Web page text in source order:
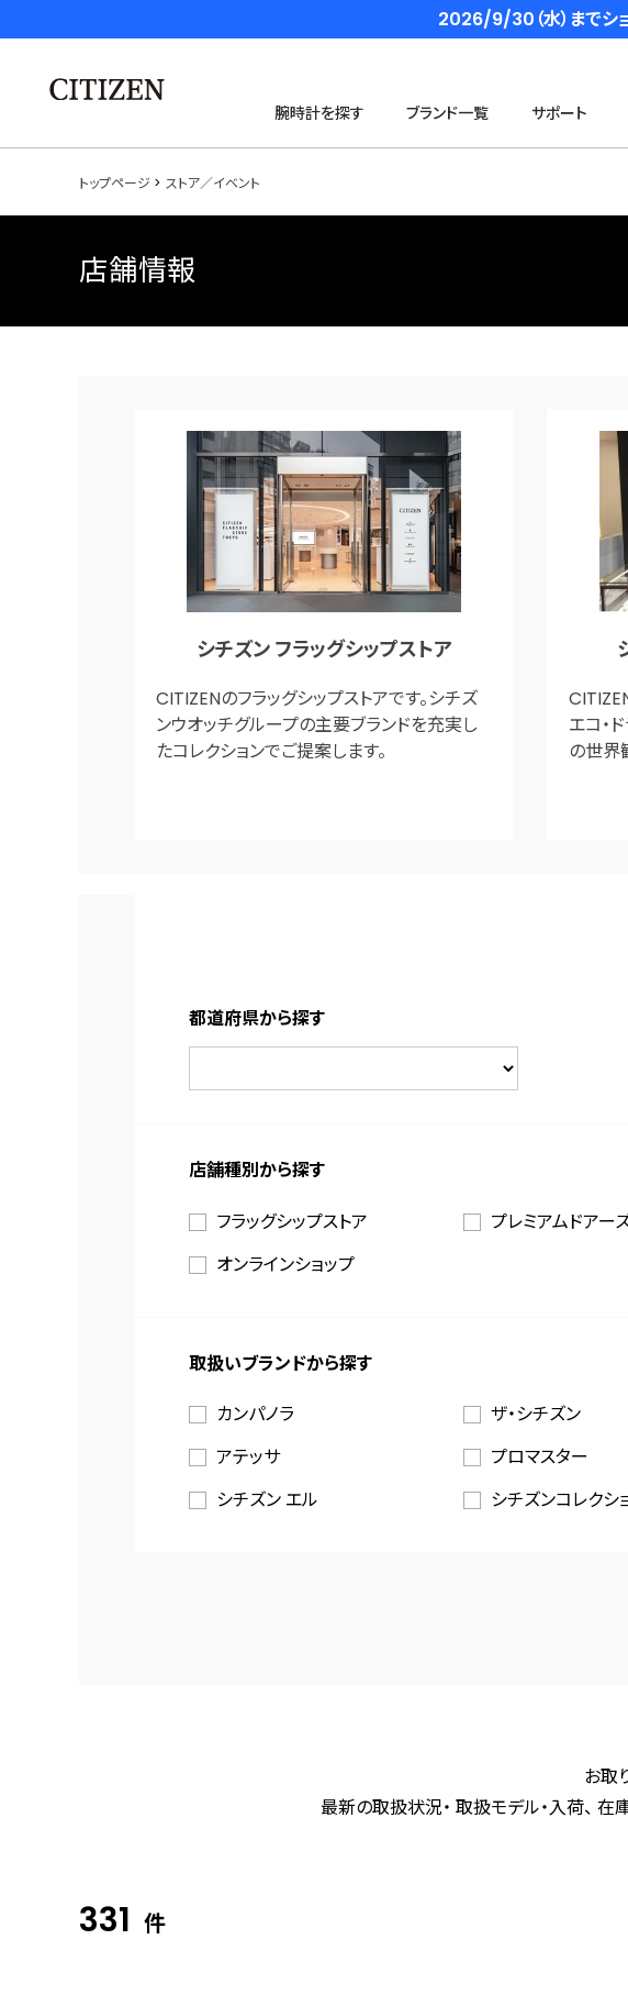
2026/9/30（水）までシ
腕時計を探す ブランド一覧 サポート
トップページ ストア／イベント
店舗情報
シチズン フラッグシップストア
CITIZENのフラッグシップストアです。シチズ
ンウオッチグループの主要ブランドを充実し
たコレクションでご提案します。
エコ・
の世界
都道府県から探す
店舗種別から探す
フラッグシップストア プレミアムドアー
オンラインショップ
取扱いブランドから探す
カンパノラ ザ・シチズン
アテッサ
プロマスター
シチズン エル
シチズンコレクシ
お取
最新の取扱状況・ 取扱モデル・入荷、
331 件